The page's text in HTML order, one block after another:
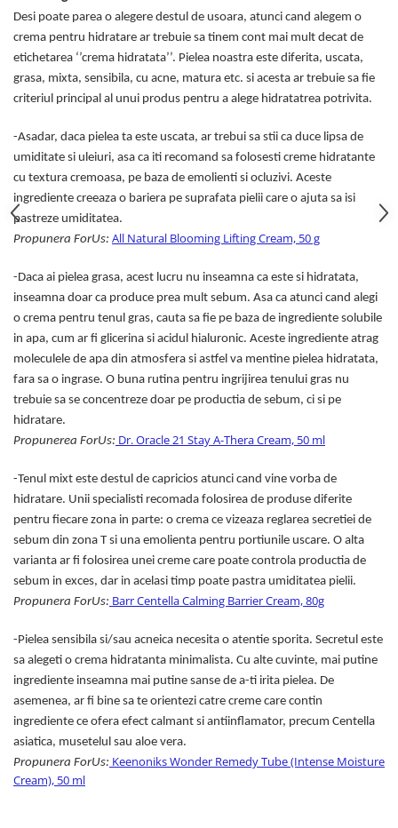
Suntique
8MM
Skybottle
The Plant Base
Tia'm
Wish Formula
Desi poate parea o alegere destul de usoara, atunci cand alegem o
crema pentru hidratare ar trebuie sa tinem cont mai mult decat de
etichetarea ‘’crema hidratata’’. Pielea noastra este diferita, uscata,
grasa, mixta, sensibila, cu acne, matura etc. si acesta ar trebuie sa fie
criteriul principal al unui produs pentru a alege hidratatrea potrivita.
-Asadar, daca pielea ta este uscata, ar trebui sa stii ca duce lipsa de
umiditate si uleiuri, asa ca iti recomand sa folosesti creme hidratante
cu textura cremoasa, pe baza de emolienti si ocluzivi. Aceste
ingrediente creeaza o bariera pe suprafata pielii care o ajuta sa isi
pastreze umiditatea.
Propunera ForUs: All Natural Blooming Lifting Cream, 50 g
-Daca ai pielea grasa, acest lucru nu inseamna ca este si hidratata,
inseamna doar ca produce prea mult sebum. Asa ca atunci cand alegi
o crema pentru tenul gras, cauta sa fie pe baza de ingrediente solubile
in apa, cum ar fi glicerina si acidul hialuronic. Aceste ingrediente atrag
moleculele de apa din atmosfera si astfel va mentine pielea hidratata,
fara sa o ingrase. O buna rutina pentru ingrijirea tenului gras nu
trebuie sa se concentreze doar pe productia de sebum, ci si pe
hidratare.
Propunerea ForUs: Dr. Oracle 21 Stay A-Thera Cream, 50 ml
-Tenul mixt este destul de capricios atunci cand vine vorba de
hidratare. Unii specialisti recomada folosirea de produse diferite
pentru fiecare zona in parte: o crema ce vizeaza reglarea secretiei de
sebum din zona T si una emolienta pentru portiunile uscare. O alta
varianta ar fi folosirea unei creme care poate controla productia de
sebum in exces, dar in acelasi timp poate pastra umiditatea pielii.
Propunera ForUs: Barr Centella Calming Barrier Cream, 80g
-Pielea sensibila si/sau acneica necesita o atentie sporita. Secretul este
sa alegeti o crema hidratanta minimalista. Cu alte cuvinte, mai putine
ingrediente inseamna mai putine sanse de a-ti irita pielea. De
asemenea, ar fi bine sa te orientezi catre creme care contin
ingrediente ce ofera efect calmant si antiinflamator, precum Centella
asiatica, musetelul sau aloe vera.
Propunera ForUs: Keenoniks Wonder Remedy Tube (Intense Moisture
Cream), 50 ml